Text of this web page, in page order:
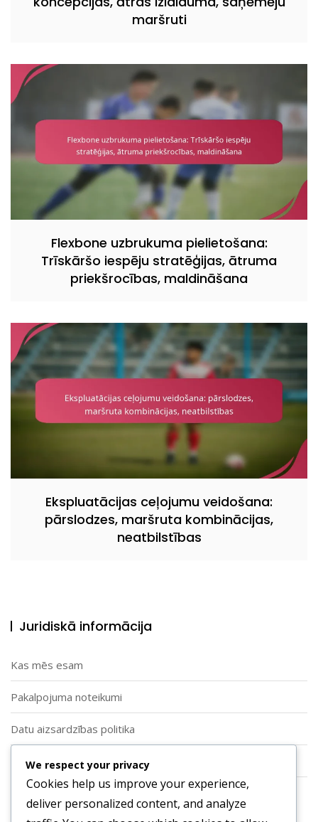
maršruti
Flexbone uzbrukuma pielietošana:
Trīskāršo iespēju stratēģijas, ātruma
priekšrocības, maldināšana
Ekspluatācijas ceļojumu veidošana:
pārslodzes, maršruta kombinācijas,
neatbilstības
Juridiskā informācija
Kas mēs esam
Pakalpojuma noteikumi
Datu aizsardzības politika
Sīkdatņu politika
Sazinieties ar mums
We respect your privacy
Cookies help us improve your experience,
deliver personalized content, and analyze